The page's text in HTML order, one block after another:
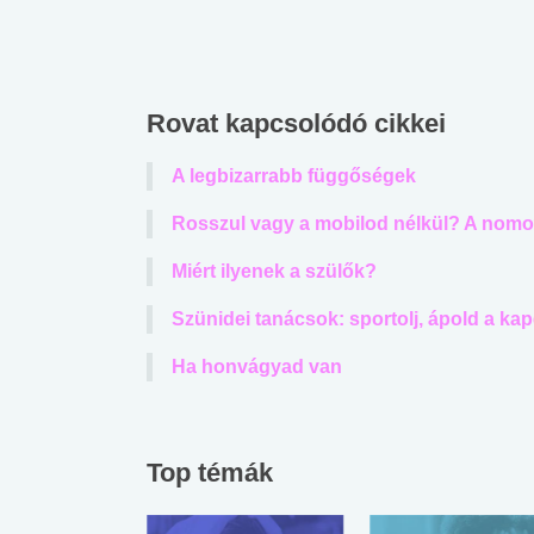
Rovat kapcsolódó cikkei
A legbizarrabb függőségek
Rosszul vagy a mobilod nélkül? A
Miért ilyenek a szülők?
Szünidei tanácsok: sportolj, ápold a
Ha honvágyad van
Top témák